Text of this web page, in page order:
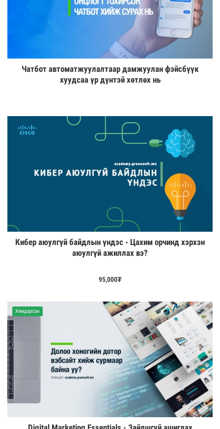
Чатбот автоматжуулалтаар дамжуулан фэйсбүүк
хуудсаа үр дүнтэй хөтлөх нь
Кибер аюулгүй байдлын үндэс - Цахим орчинд хэрхэн
аюулгүй ажиллах вэ?
95,000₮
Хямдарсан